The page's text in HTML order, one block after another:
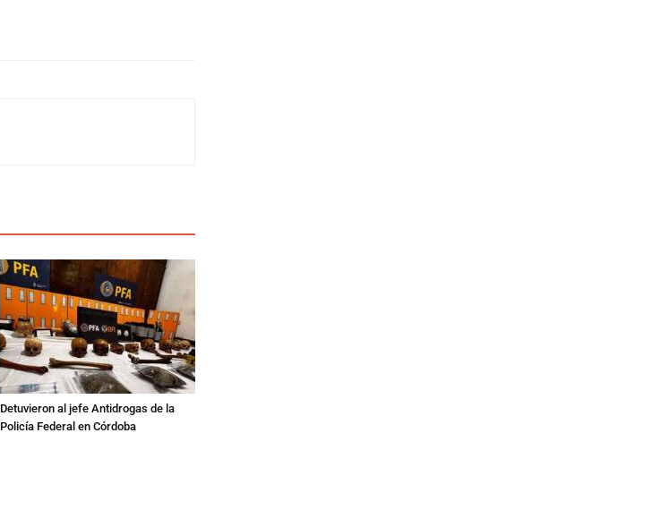
Detuvieron al jefe Antidrogas de la
Policía Federal en Córdoba